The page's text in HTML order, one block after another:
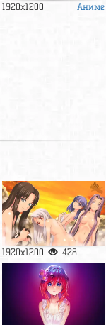
1920x1200 Аниме
1920x1200 428